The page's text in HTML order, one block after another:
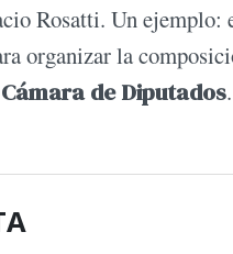
Rosatti. Un
organizar la
Cámara de Diputados